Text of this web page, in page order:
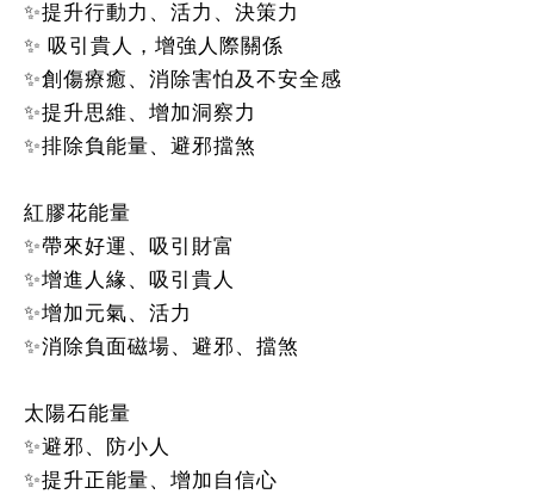
✨提升行動力、活力、決策力
✨ 吸引貴人，增強人際關係
✨創傷療癒、消除害怕及不安全感
✨提升思維、增加洞察力
✨排除負能量、避邪擋煞
紅膠花能量
✨帶來好運、吸引財富
✨增進人緣、吸引貴人
✨增加元氣、活力
✨消除負面磁場、避邪、擋煞
太陽石能量
✨避邪、防小人
✨提升正能量、增加自信心